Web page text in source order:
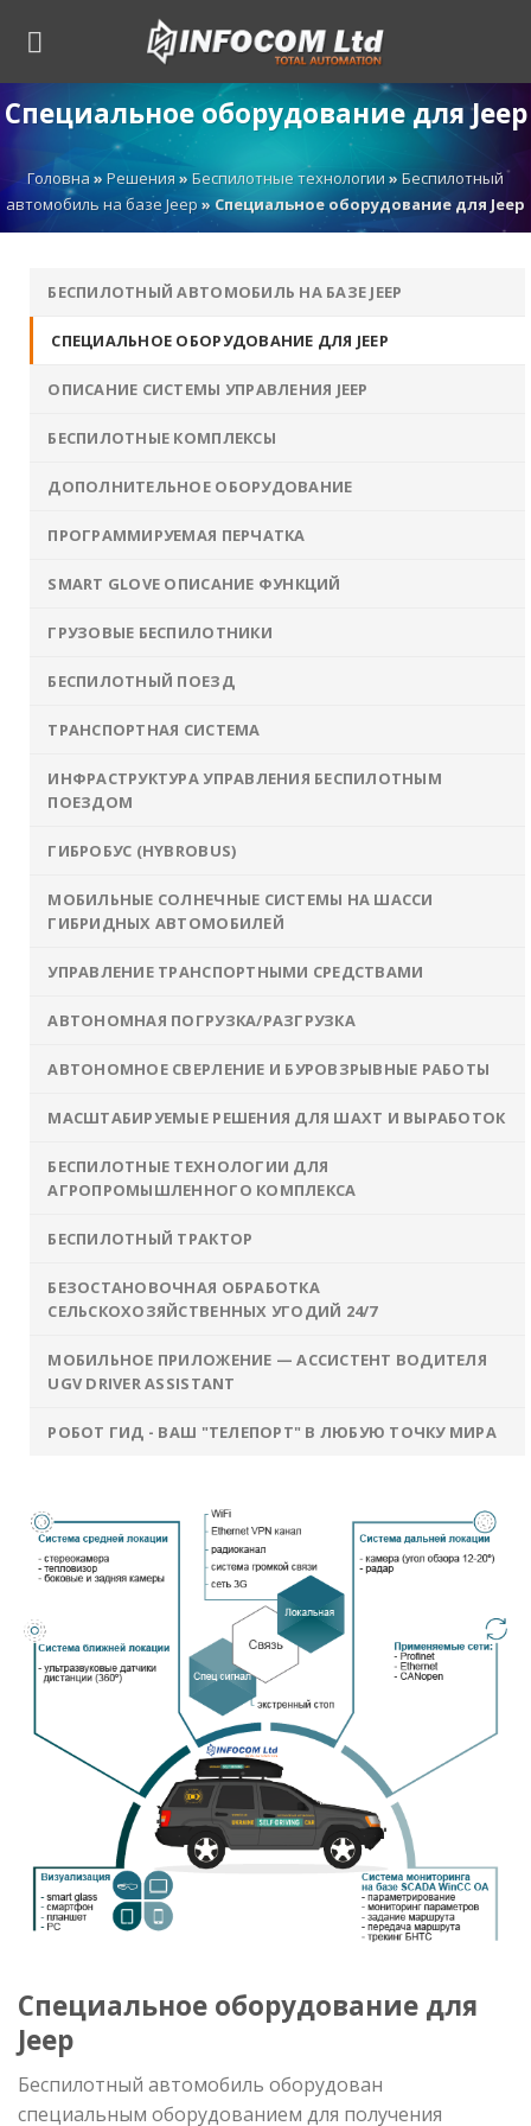
Специальное оборудование для Jeep
Головна»Решения»Беспилотные технологии»Беспилотный
автомобиль на базе Jeep» Специальное оборудование для Jeep
БЕСПИЛОТНЫЙ АВТОМОБИЛЬ НА БАЗЕ JEEP
СПЕЦИАЛЬНОЕ ОБОРУДОВАНИЕ ДЛЯ JEEP
ОПИСАНИЕ СИСТЕМЫ УПРАВЛЕНИЯ JEEP
БЕСПИЛОТНЫЕ КОМПЛЕКСЫ
ДОПОЛНИТЕЛЬНОЕ ОБОРУДОВАНИЕ
ПРОГРАММИРУЕМАЯ ПЕРЧАТКА
SMART GLOVE ОПИСАНИЕ ФУНКЦИЙ
ГРУЗОВЫЕ БЕСПИЛОТНИКИ
БЕСПИЛОТНЫЙ ПОЕЗД
ТРАНСПОРТНАЯ СИСТЕМА
ИНФРАСТРУКТУРА УПРАВЛЕНИЯ БЕСПИЛОТНЫМ
ПОЕЗДОМ
ГИБРОБУС (HYBROBUS)
МОБИЛЬНЫЕ СОЛНЕЧНЫЕ СИСТЕМЫ НА ШАССИ
ГИБРИДНЫХ АВТОМОБИЛЕЙ
УПРАВЛЕНИЕ ТРАНСПОРТНЫМИ СРЕДСТВАМИ
АВТОНОМНАЯ ПОГРУЗКА/РАЗГРУЗКА
АВТОНОМНОЕ СВЕРЛЕНИЕ И БУРОВЗРЫВНЫЕ РАБОТЫ
МАСШТАБИРУЕМЫЕ РЕШЕНИЯ ДЛЯ ШАХТ И ВЫРАБОТОК
БЕСПИЛОТНЫЕ ТЕХНОЛОГИИ ДЛЯ
АГРОПРОМЫШЛЕННОГО КОМПЛЕКСА
БЕСПИЛОТНЫЙ ТРАКТОР
БЕЗОСТАНОВОЧНАЯ ОБРАБОТКА
СЕЛЬСКОХОЗЯЙСТВЕННЫХ УГОДИЙ 24/7
МОБИЛЬНОЕ ПРИЛОЖЕНИЕ — АССИСТЕНТ ВОДИТЕЛЯ
UGV DRIVER ASSISTANT
РОБОТ ГИД - ВАШ "ТЕЛЕПОРТ" В ЛЮБУЮ ТОЧКУ МИРА
Специальное оборудование для
Jeep
Беспилотный автомобиль оборудован
специальным оборудованием для получения